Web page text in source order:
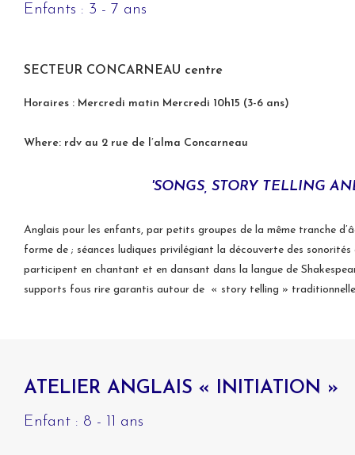
Enfants : 3 - 7 ans
SECTEUR CONCARNEAU centre
Horaires : Mercredi matin Mercredi 10h15 (3-6 ans)
Where: rdv au 2 rue de l’alma Concarneau
'SONGS, STORY TELLING
Anglais pour les enfants, par petits groupes de la même tranche
forme de ; séances ludiques privilégiant la découverte des
participent en chantant et en dansant dans la langue de
supports fous rire garantis autour de « story telling »
ATELIER ANGLAIS « INITIATION »
Enfant : 8 - 11 ans